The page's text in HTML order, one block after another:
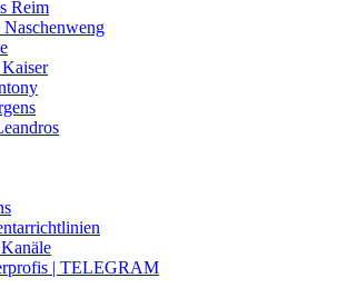
Reim
Naschenweng
| TELEGRAM